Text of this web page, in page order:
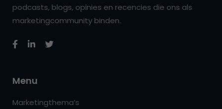
podcasts, blogs, opinies en recencies die ons als
marketingcommunity binden.
Menu
Marketingthema’s